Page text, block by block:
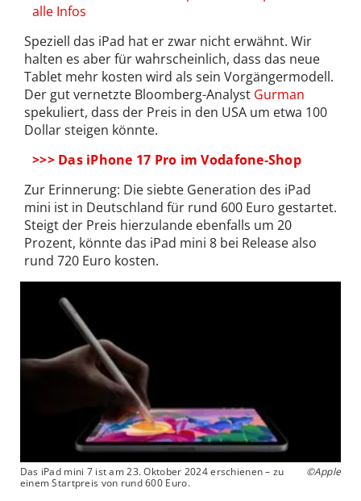
alle Infos
Speziell das iPad hat er zwar nicht erwähnt. Wir
halten es aber für wahrscheinlich, dass das neue
Tablet mehr kosten wird als sein Vorgängermodell.
Der gut vernetzte Bloomberg-Analyst Gurman
spekuliert, dass der Preis in den USA um etwa 100
Dollar steigen könnte.
>>> Das iPhone 17 Pro im Vodafone-Shop
Zur Erinnerung: Die siebte Generation des iPad
mini ist in Deutschland für rund 600 Euro gestartet.
Steigt der Preis hierzulande ebenfalls um 20
Prozent, könnte das iPad mini 8 bei Release also
rund 720 Euro kosten.
Das iPad mini 7 ist am 23. Oktober 2024 erschienen – zu
einem Startpreis von rund 600 Euro.
©Apple